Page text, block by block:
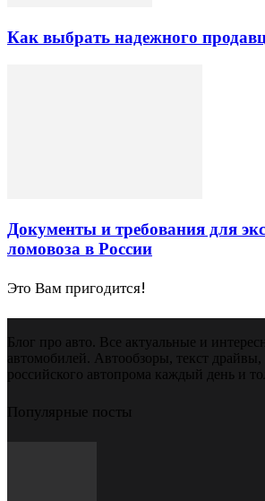
Как выбрать надежного
Документы и требования для
ломовоза в России
Это Вам пригодится!
Блог про авто. Все актуальные и
автомобилей. Автообзоры, текст драйвы,
российского автопрома каждый день и
Популярные посты